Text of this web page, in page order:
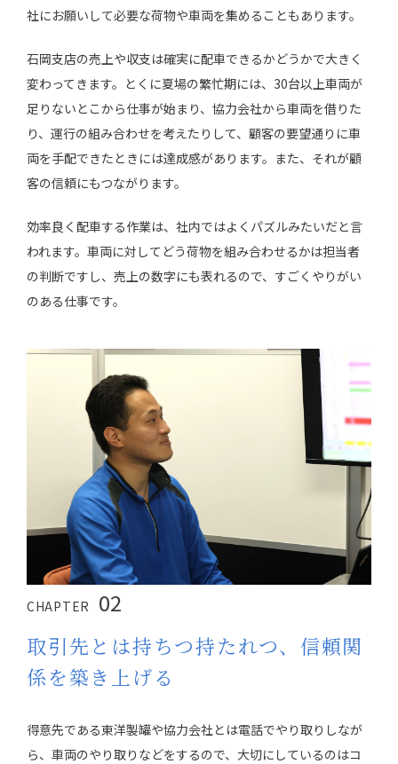
社にお願いして必要な荷物や車両を集めることもあります。
石岡支店の売上や収支は確実に配車できるかどうかで大きく
変わってきます。とくに夏場の繁忙期には、30台以上車両が
足りないとこから仕事が始まり、協力会社から車両を借りた
り、運行の組み合わせを考えたりして、顧客の要望通りに車
両を手配できたときには達成感があります。また、それが顧
客の信頼にもつながります。
効率良く配車する作業は、社内ではよくパズルみたいだと言
われます。車両に対してどう荷物を組み合わせるかは担当者
の判断ですし、売上の数字にも表れるので、すごくやりがい
のある仕事です。
CHAPTER 02
取引先とは持ちつ持たれつ、信頼関
係を築き上げる
得意先である東洋製罐や協力会社とは電話でやり取りしなが
ら、車両のやり取りなどをするので、大切にしているのはコ